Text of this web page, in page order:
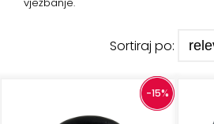
vježbanje.
Sortiraj po:
-15%